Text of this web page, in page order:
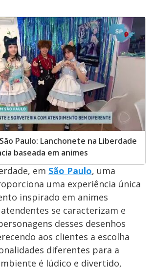
Paulo: Lanchonete na Liberdade
baseada em animes
em São Paulo, uma
uma experiência única
inspirado em animes
atendentes se caracterizam e
desses desenhos
aos clientes a escolha
diferentes para a
é lúdico e divertido,